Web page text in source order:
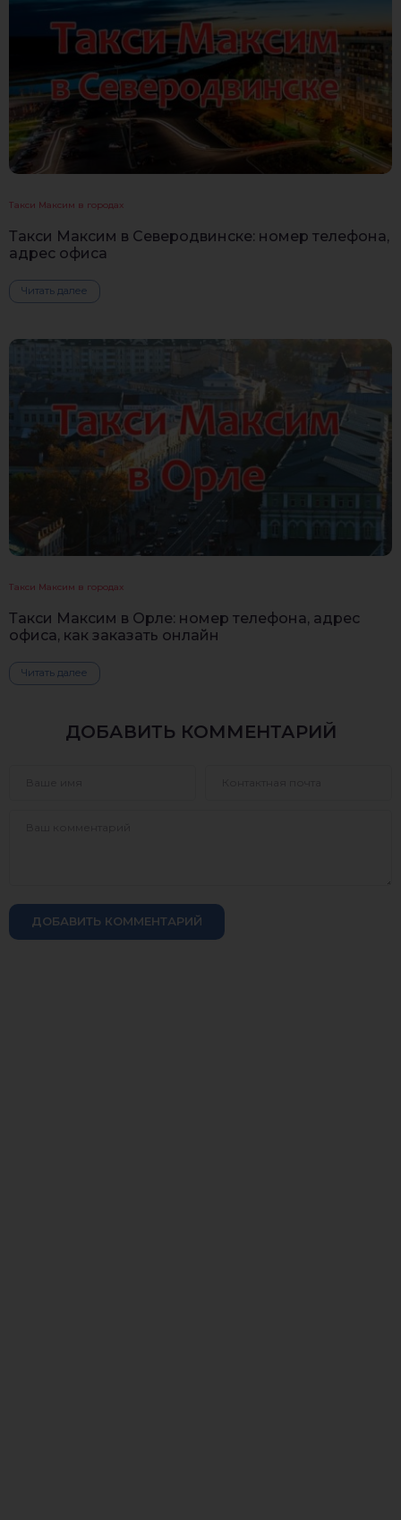
Такси Максим в городах
Такси Максим в Северодвинске: номер телефона,
адрес офиса
Читать далее
Такси Максим в городах
Такси Максим в Орле: номер телефона, адрес
офиса, как заказать онлайн
Читать далее
ДОБАВИТЬ КОММЕНТАРИЙ
ДОБАВИТЬ КОММЕНТАРИЙ